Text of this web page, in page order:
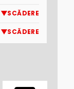
SCĂDERE
SCĂDERE